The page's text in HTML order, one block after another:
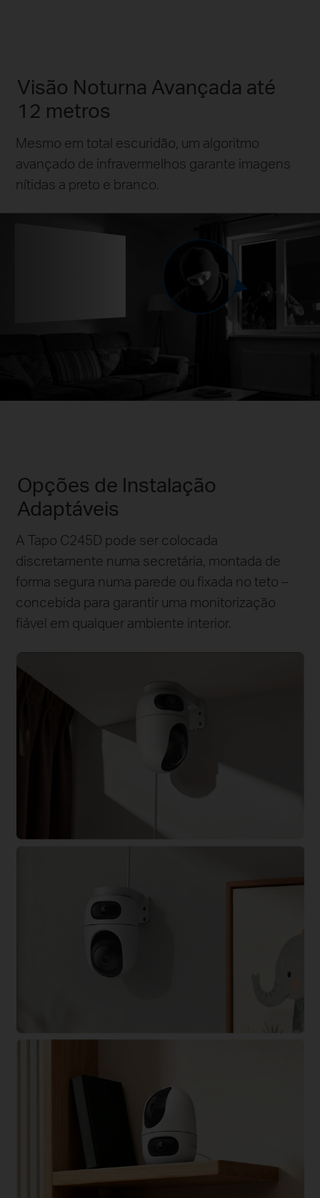
Visão Noturna Avançada até
12 metros
Mesmo em total escuridão, um algoritmo
avançado de infravermelhos garante imagens
nítidas a preto e branco.
Opções de Instalação
Adaptáveis
A Tapo C245D pode ser colocada
discretamente numa secretária, montada de
forma segura numa parede ou fixada no teto –
concebida para garantir uma monitorização
fiável em qualquer ambiente interior.